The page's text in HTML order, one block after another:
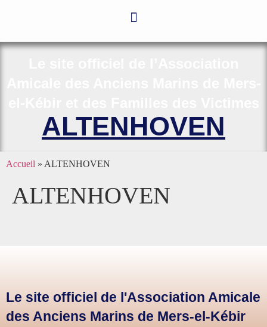
ALTENHOVEN
Accueil » ALTENHOVEN
ALTENHOVEN
Le site officiel de l'Association Amicale
des Anciens Marins de Mers-el-Kébir